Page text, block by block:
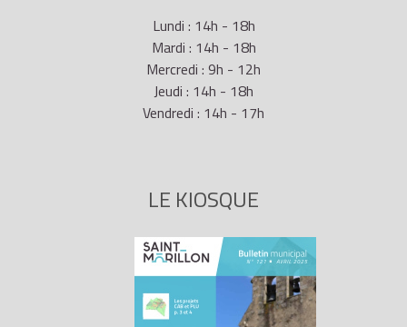
Lundi : 14h - 18h
Mardi : 14h - 18h
Mercredi : 9h - 12h
Jeudi : 14h - 18h
Vendredi : 14h - 17h
LE KIOSQUE